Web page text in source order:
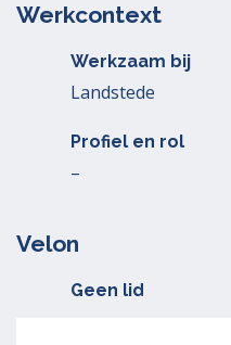
Werkcontext
Werkzaam bij
Landstede
Profiel en rol
–
Velon
Geen lid